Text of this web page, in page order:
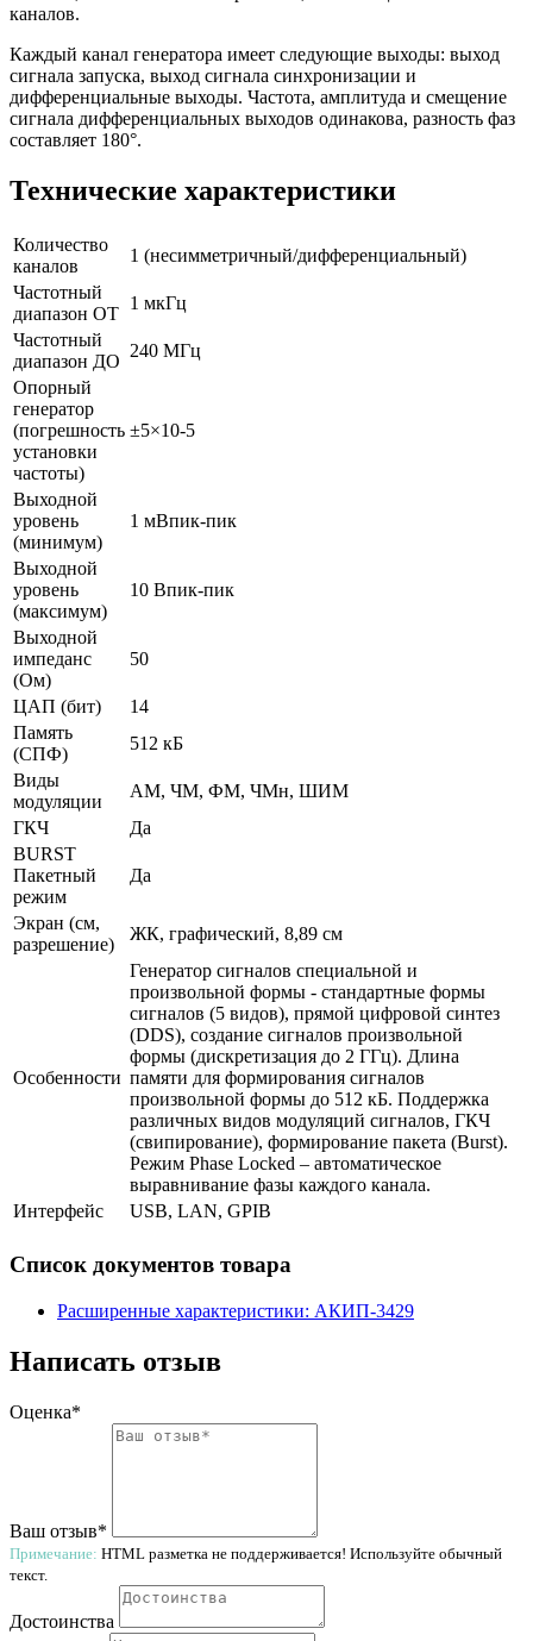
каналов.
Каждый канал генератора имеет следующие выходы: выход
сигнала запуска, выход сигнала синхронизации и
дифференциальные выходы. Частота, амплитуда и смещение
сигнала дифференциальных выходов одинакова, разность фаз
составляет 180°.
Технические характеристики
Количество
каналов
1 (несимметричный/дифференциальный)
Частотный
диапазон ОТ
1 мкГц
Частотный
диапазон ДО
240 МГц
Опорный
генератор
(погрешность
установки
частоты)
±5×10-5
Выходной
уровень
(минимум)
1 мВпик-пик
Выходной
уровень
(максимум)
10 Впик-пик
Выходной
импеданс
(Ом)
50
ЦАП (бит)
14
Память
(СПФ)
512 кБ
Виды
модуляции
АМ, ЧМ, ФМ, ЧМн, ШИМ
ГКЧ
Да
BURST
Пакетный
режим
Да
Экран (см,
разрешение)
ЖК, графический, 8,89 см
Особенности
Генератор сигналов специальной и
произвольной формы - стандартные формы
сигналов (5 видов), прямой цифровой синтез
(DDS), создание сигналов произвольной
формы (дискретизация до 2 ГГц). Длина
памяти для формирования сигналов
произвольной формы до 512 кБ. Поддержка
различных видов модуляций сигналов, ГКЧ
(свипирование), формирование пакета (Burst).
Режим Phase Locked – автоматическое
выравнивание фазы каждого канала.
Интерфейс
USB, LAN, GPIB
Список документов товара
Расширенные характеристики: АКИП-3429
Написать отзыв
Оценка*
Ваш отзыв*
Примечание: HTML разметка не поддерживается! Используйте обычный
текст.
Достоинства